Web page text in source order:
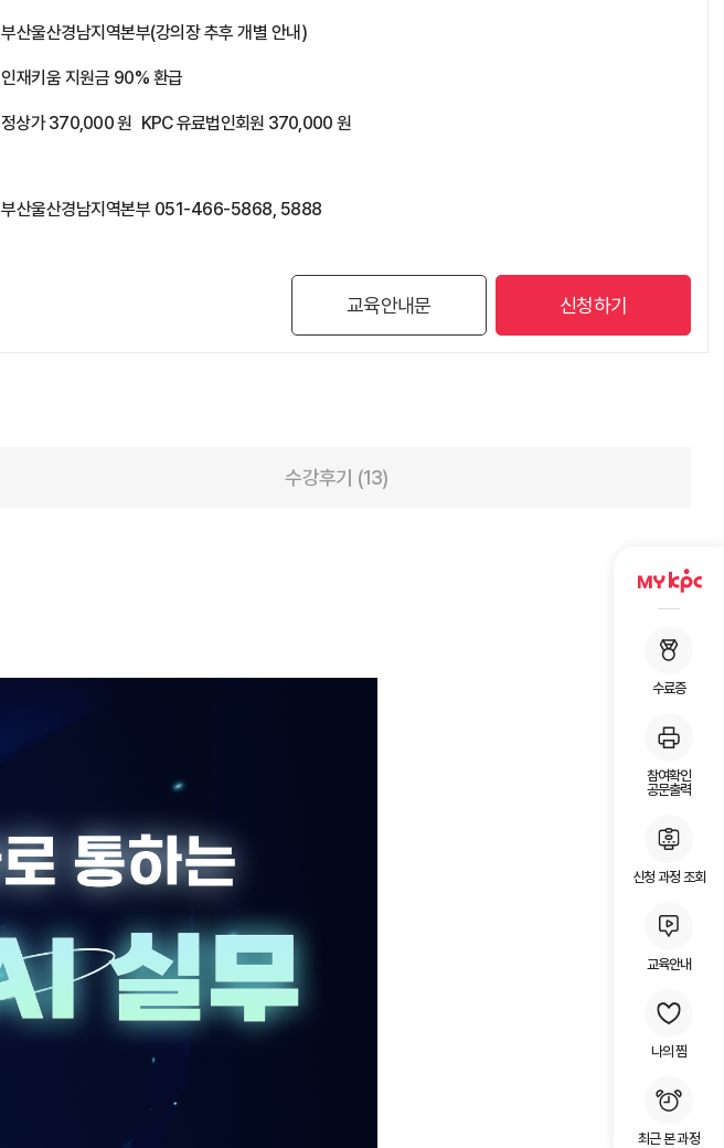
수료증
참여확인
공문출력
신청 과정 조회
교육안내
나의 찜
최근 본 과정
부산울산경남지역본부(강의장 추후 개별 안내)
인재키움 지원금 90% 환급
정상가 370,000 원 KPC 유료법인회원 370,000 원
부산울산경남지역본부 051-466-5868, 5888
교육안내문 신청하기
수강후기 (13)